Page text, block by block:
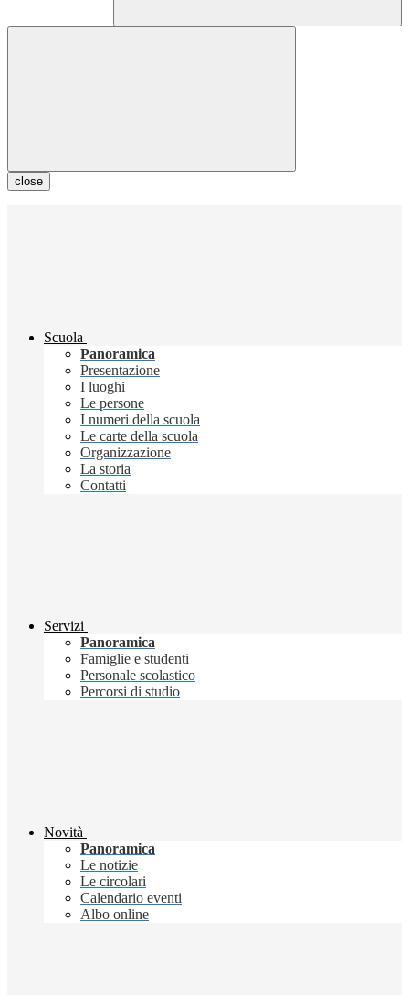
close
Scuola
Panoramica
Presentazione
I luoghi
Le persone
I numeri della scuola
Le carte della scuola
Organizzazione
La storia
Contatti
Servizi
Panoramica
Famiglie e studenti
Personale scolastico
Percorsi di studio
Novità
Panoramica
Le notizie
Le circolari
Calendario eventi
Albo online